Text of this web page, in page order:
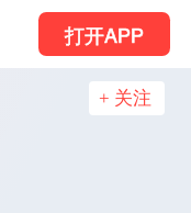
打开APP
+ 关注